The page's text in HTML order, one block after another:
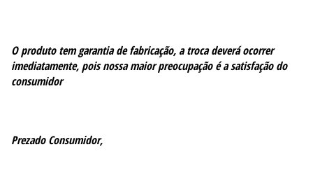
O produto tem garantia de fabricação, a troca deverá ocorrer
imediatamente, pois nossa maior preocupação é a satisfação do
consumidor
Prezado Consumidor,